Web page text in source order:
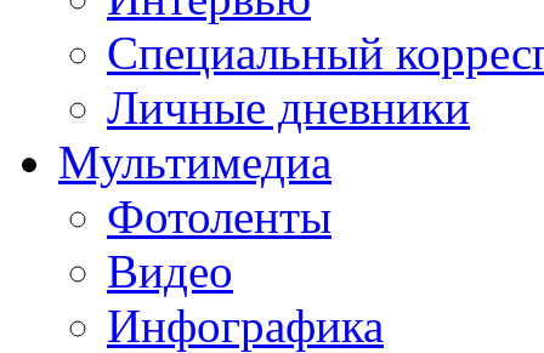
Специальный
Личные дневники
Мультимедиа
Фотоленты
Видео
Инфографика